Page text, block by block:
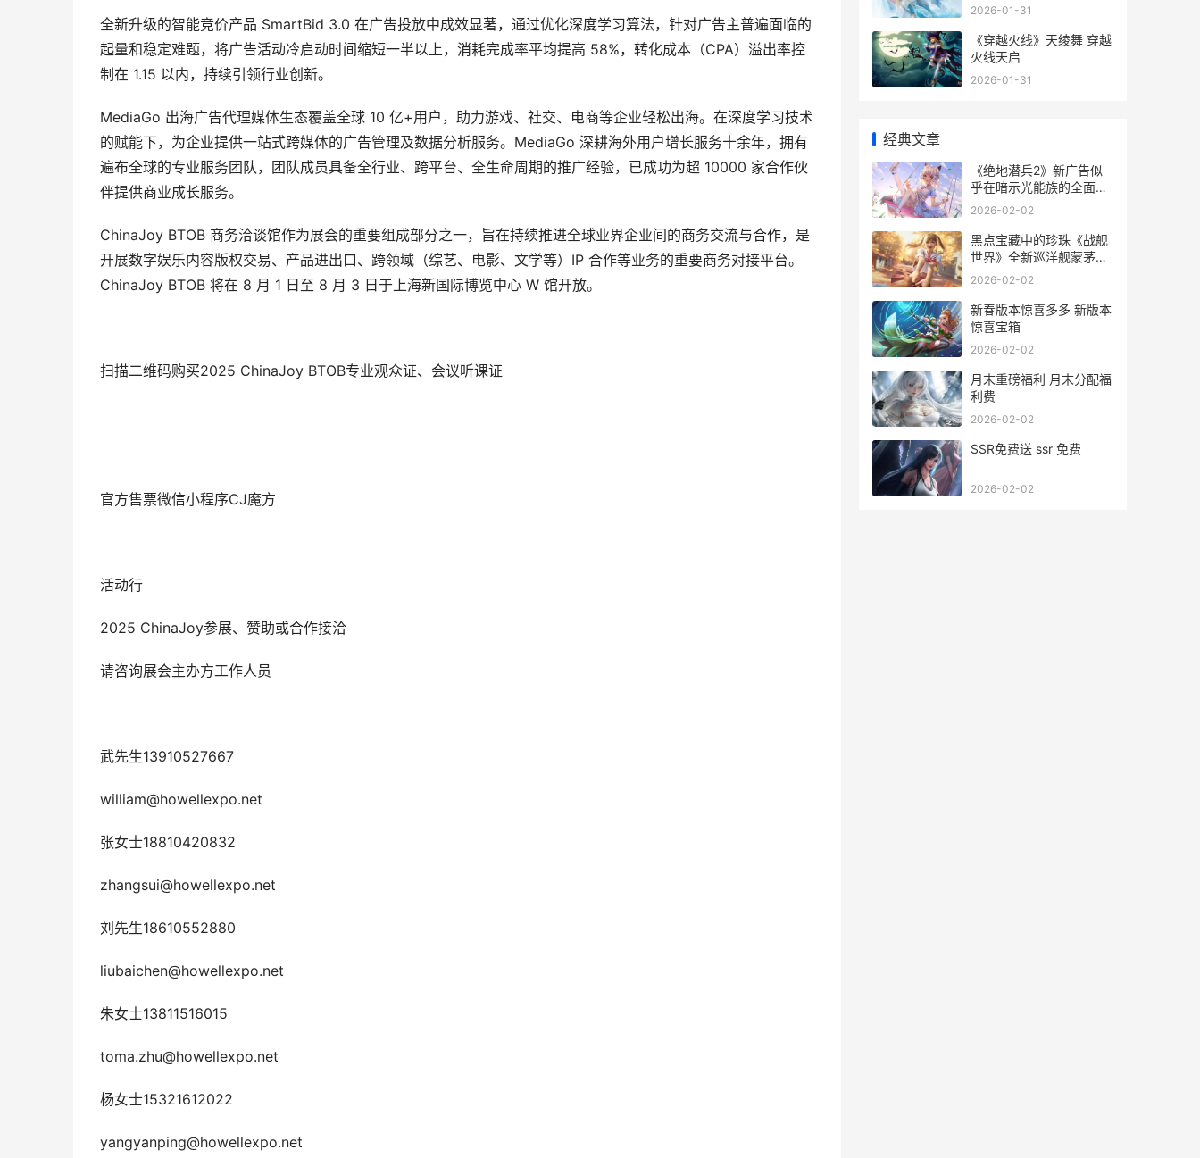
全新升级的智能竞价产品 SmartBid 3.0 在广告投放中成效显著，通过优化深度学习算法，针对广告主普遍面临的
起量和稳定难题，将广告活动冷启动时间缩短一半以上，消耗完成率平均提高 58%，转化成本（CPA）溢出率控
制在 1.15 以内，持续引领行业创新。
MediaGo 出海广告代理媒体生态覆盖全球 10 亿+用户，助力游戏、社交、电商等企业轻松出海。在深度学习技术
的赋能下，为企业提供一站式跨媒体的广告管理及数据分析服务。MediaGo 深耕海外用户增长服务十余年，拥有
遍布全球的专业服务团队，团队成员具备全行业、跨平台、全生命周期的推广经验，已成功为超 10000 家合作伙
伴提供商业成长服务。
ChinaJoy BTOB 商务洽谈馆作为展会的重要组成部分之一，旨在持续推进全球业界企业间的商务交流与合作，是
开展数字娱乐内容版权交易、产品进出口、跨领域（综艺、电影、文学等）IP 合作等业务的重要商务对接平台。
ChinaJoy BTOB 将在 8 月 1 日至 8 月 3 日于上海新国际博览中心 W 馆开放。
扫描二维码购买2025 ChinaJoy BTOB专业观众证、会议听课证
官方售票微信小程序CJ魔方
活动行
2025 ChinaJoy参展、赞助或合作接洽
请咨询展会主办方工作人员
武先生13910527667
william@howellexpo.net
张女士18810420832
zhangsui@howellexpo.net
刘先生18610552880
liubaichen@howellexpo.net
朱女士13811516015
toma.zhu@howellexpo.net
杨女士15321612022
yangyanping@howellexpo.net
2026-01-31
《穿越火线》天绫舞 穿越
火线天启
2026-01-31
经典文章
《绝地潜兵2》新广告似
乎在暗示光能族的全面攻
势 绝地潜兵2怎么不让别
2026-02-02
黑点宝藏中的珍珠《战舰
世界》全新巡洋舰蒙茅斯
来临
2026-02-02
新春版本惊喜多多 新版本
惊喜宝箱
2026-02-02
月末重磅福利 月末分配福
利费
2026-02-02
SSR免费送 ssr 免费
2026-02-02